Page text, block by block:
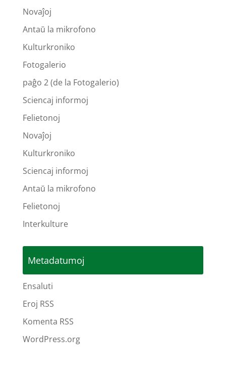
Novaĵoj
Antaŭ la mikrofono
Kulturkroniko
Fotogalerio
paĝo 2 (de la Fotogalerio)
Sciencaj informoj
Felietonoj
Novaĵoj
Kulturkroniko
Sciencaj informoj
Antaŭ la mikrofono
Felietonoj
Interkulture
Metadatumoj
Ensaluti
Eroj RSS
Komenta RSS
WordPress.org